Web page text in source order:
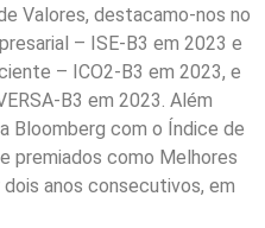
Valores, destacamo-nos no
– ISE-B3 em 2023 e
– ICO2-B3 em 2023, e
B3 em 2023. Além
Bloomberg com o Índice de
premiados como Melhores
anos consecutivos, em